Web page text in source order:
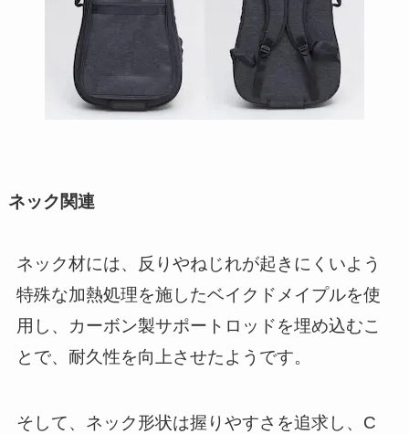
ネック関連
ネック材には、反りやねじれが起きにくいよう
特殊な加熱処理を施したベイクドメイプルを使
用し、カーボン製サポートロッドを埋め込むこ
とで、耐久性を向上させたようです。
そして、ネック形状は握りやすさを追求し、C